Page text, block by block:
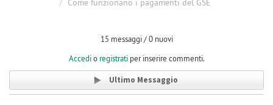
Come funzionano i pagamenti del GSE
15 messaggi / 0 nuovi
Accedio registratiper inserire commenti.
Ultimo Messaggio